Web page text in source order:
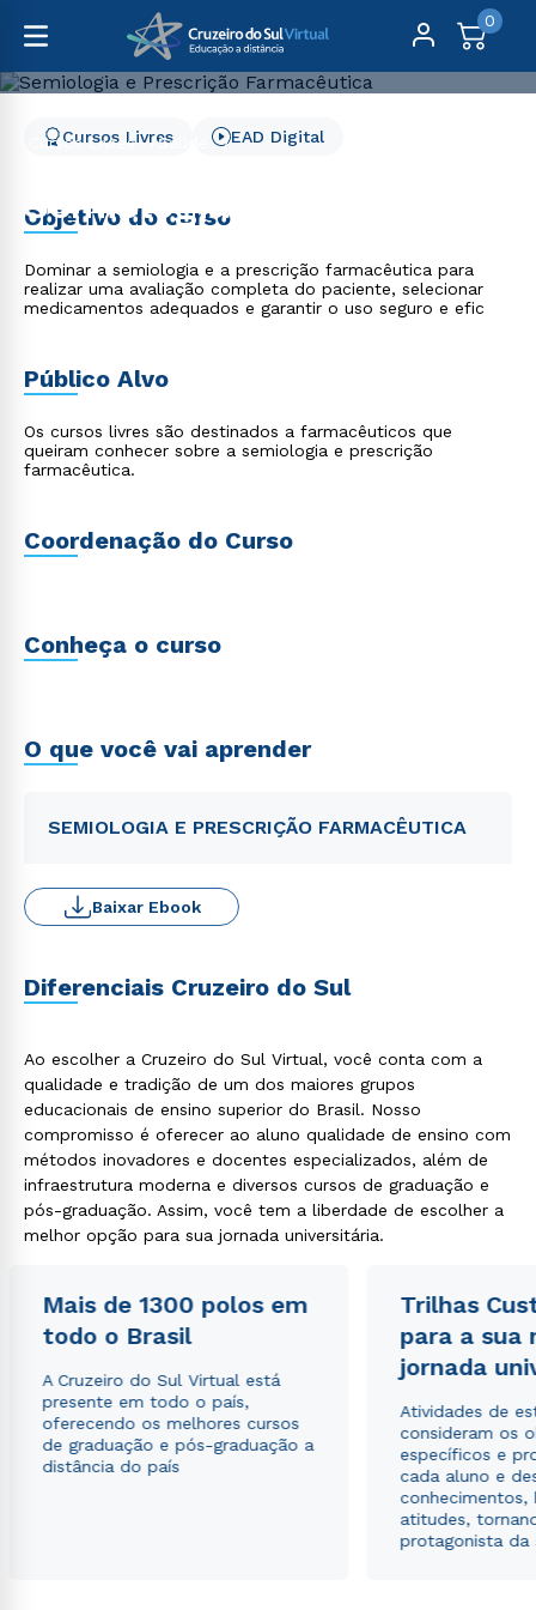
0
Cursos Livres
Saúde
Semiologia e Prescrição
Farmacêutica
Cursos Livres EAD Digital
Objetivo do curso
Dominar a semiologia e a prescrição farmacêutica para
realizar uma avaliação completa do paciente, selecionar
medicamentos adequados e garantir o uso seguro e efic
Público Alvo
Os cursos livres são destinados a farmacêuticos que
queiram conhecer sobre a semiologia e prescrição
farmacêutica.
Coordenação do Curso
Conheça o curso
O que você vai aprender
SEMIOLOGIA E PRESCRIÇÃO FARMACÊUTICA
Baixar Ebook
Diferenciais Cruzeiro do Sul
Ao escolher a Cruzeiro do Sul Virtual, você conta com a
qualidade e tradição de um dos maiores grupos
educacionais de ensino superior do Brasil. Nosso
compromisso é oferecer ao aluno qualidade de ensino com
métodos inovadores e docentes especializados, além de
infraestrutura moderna e diversos cursos de graduação e
pós-graduação. Assim, você tem a liberdade de escolher a
melhor opção para sua jornada universitária.
Mais de 1300 polos em
todo o Brasil
A Cruzeiro do Sul Virtual está
presente em todo o país,
oferecendo os melhores cursos
de graduação e pós-graduação a
distância do país
Trilhas
para a sua
jornada
Atividades de
consideram os
específicos e
cada aluno e
conhecimentos,
atitudes,
protagonista da